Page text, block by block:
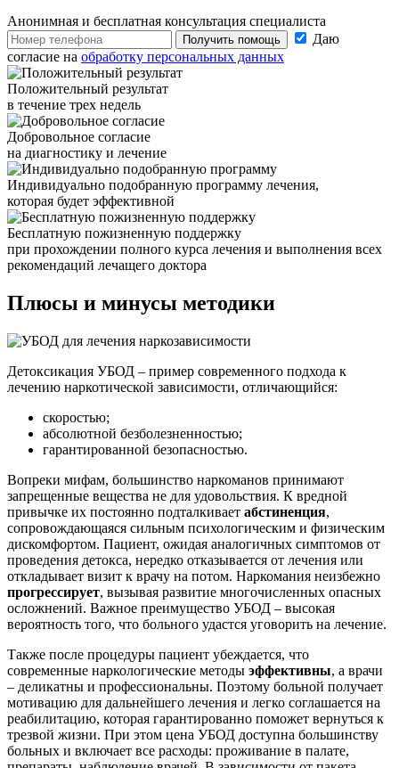
Анонимная и бесплатная консультация специалиста
Получить помощь
Даю
согласие на обработку персональных данных
Положительный результат
в течение трех недель
Добровольное согласие
на диагностику и лечение
Индивидуально подобранную программу лечения,
которая будет эффективной
Бесплатную пожизненную поддержку
при прохождении полного курса лечения и выполнения всех
рекомендаций лечащего доктора
Плюсы и минусы методики
Детоксикация УБОД – пример современного подхода к
лечению наркотической зависимости, отличающийся:
скоростью;
абсолютной безболезненностью;
гарантированной безопасностью.
Вопреки мифам, большинство наркоманов принимают
запрещенные вещества не для удовольствия. К вредной
привычке их постоянно подталкивает абстиненция,
сопровождающаяся сильным психологическим и физическим
дискомфортом. Пациент, ожидая аналогичных симптомов от
проведения детокса, нередко отказывается от лечения или
откладывает визит к врачу на потом. Наркомания неизбежно
прогрессирует, вызывая развитие многочисленных опасных
осложнений. Важное преимущество УБОД – высокая
вероятность того, что больного удастся уговорить на лечение.
Также после процедуры пациент убеждается, что
современные наркологические методы эффективны, а врачи
– деликатны и профессиональны. Поэтому больной получает
мотивацию для дальнейшего лечения и легко соглашается на
реабилитацию, которая гарантированно поможет вернуться к
трезвой жизни. При этом цена УБОД доступна большинству
больных и включает все расходы: проживание в палате,